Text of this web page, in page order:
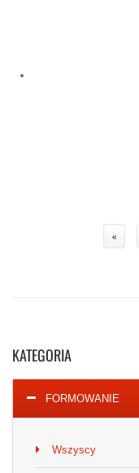
«
KATEGORIA
FORMOWANIE
Wszyscy